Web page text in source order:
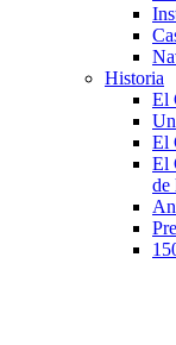
Historia
El
El
El
de